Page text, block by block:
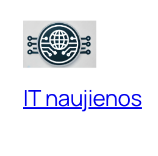
turinio
IT naujienos